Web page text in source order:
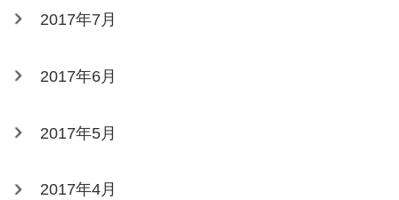
2017年7月
2017年6月
2017年5月
2017年4月